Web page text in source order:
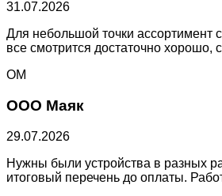
31.07.2026
Для небольшой точки ассортимент
все смотрится достаточно хорошо,
ОМ
ООО Маяк
29.07.2026
Нужны были устройства в разных
итоговый перечень до оплаты.